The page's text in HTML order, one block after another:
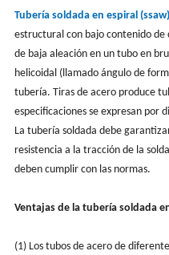
Tubería soldada en espiral (ssaw)
estructural con bajo contenido de
de baja aleación en un tubo en
helicoidal (llamado ángulo de
tubería. Tiras de acero produce
especificaciones se expresan por
La tubería soldada debe
resistencia a la tracción de la
deben cumplir con las normas.
Ventajas de la tubería soldada
(1) Los tubos de acero de